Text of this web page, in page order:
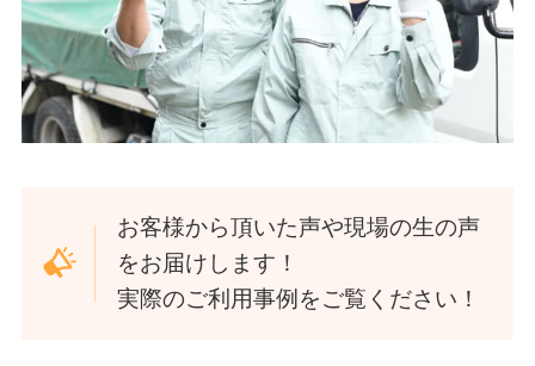
お客様から頂いた声や現場の生の声
をお届けします！
実際のご利用事例をご覧ください！